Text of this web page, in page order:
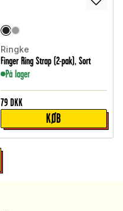
Ringke
Finger Ring Strap (2-pak), Sort
På lager
79 DKK
KØB